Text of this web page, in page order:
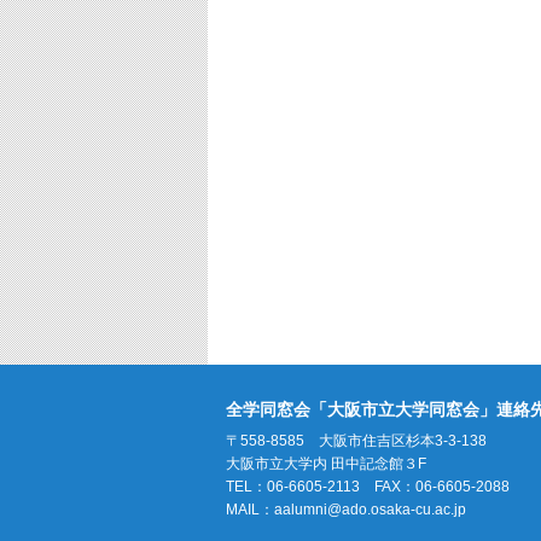
全学同窓会「大阪市立大学同窓会」連絡
〒558-8585 大阪市住吉区杉本3-3-138
大阪市立大学内 田中記念館３F
TEL：06-6605-2113 FAX：06-6605-2088
MAIL： aalumni@ado.osaka-cu.ac.jp